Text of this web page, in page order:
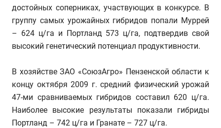
достойных соперниках, участвующих в конкурсе. В
группу самых урожайных гибридов попали Муррей
– 624 ц/га и Портланд 573 ц/га, подтвердив свой
высокий генетический потенциал продуктивности.
В хозяйстве ЗАО «СоюзАгро» Пензенской области к
концу октября 2009 г. средний физический урожай
47-ми сравниваемых гибридов составил 620 ц/га.
Наиболее высокие результаты показали гибриды
Портланд – 742 ц/га и Гранате – 727 ц/га.